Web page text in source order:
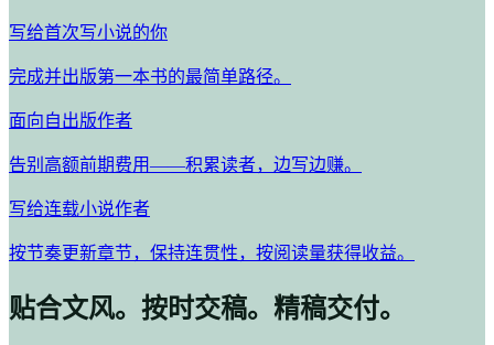
写给首次写小说的你
完成并出版第一本书的最简单路径。
面向自出版作者
告别高额前期费用——积累读者，边写边赚。
写给连载小说作者
按节奏更新章节，保持连贯性，按阅读量获得收益。
贴合文风。按时交稿。精稿交付。